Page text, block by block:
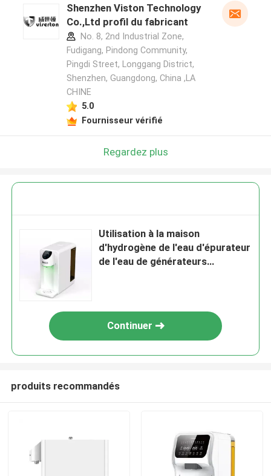
Shenzhen Viston Technology
Co.,Ltd profil du fabricant
No. 8, 2nd Industrial Zone,
Fudigang, Pindong Community,
Pingdi Street, Longgang District,
Shenzhen, Guangdong, China ,LA
CHINE
5.0
Fournisseur vérifié
Regardez plus
Utilisation à la maison
d'hydrogène de l'eau d'épurateur
de l'eau de générateurs
Continuer
produits recommandés